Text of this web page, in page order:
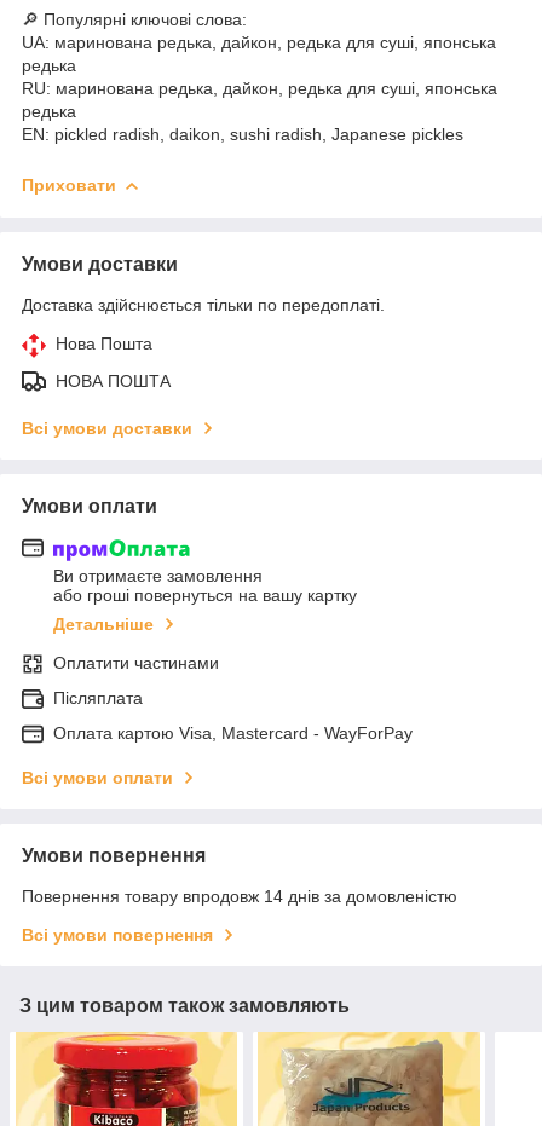
🔎 Популярні ключові слова:
UA: маринована редька, дайкон, редька для суші, японська
редька
RU: маринована редька, дайкон, редька для суші, японська
редька
EN: pickled radish, daikon, sushi radish, Japanese pickles
Приховати
Умови доставки
Доставка здійснюється тільки по передоплаті.
Нова Пошта
НОВА ПОШТА
Всі умови доставки
Умови оплати
Ви отримаєте замовлення
або гроші повернуться на вашу картку
Детальніше
Оплатити частинами
Післяплата
Оплата картою Visa, Mastercard - WayForPay
Всі умови оплати
Умови повернення
Повернення товару впродовж 14 днів за домовленістю
Всі умови повернення
З цим товаром також замовляють